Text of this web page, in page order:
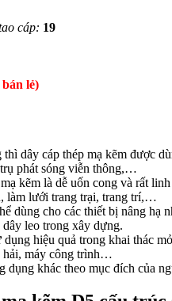
cáp: 19
lẻ)
dây cáp thép mạ kẽm được
phát sóng viễn thông,…
kẽm là dễ uốn cong và rất
làm lưới trang trại, trang trí,…
dùng cho các thiết bị nâng hạ
leo trong xây dựng.
dụng hiệu quả trong khai thác
hải, máy công trình…
dụng khác theo mục đích của